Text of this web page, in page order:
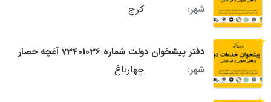
شهر:
کرج
دفتر پیشخوان دولت شماره 73401036 آغچه حصار
شهر:
چهارباغ